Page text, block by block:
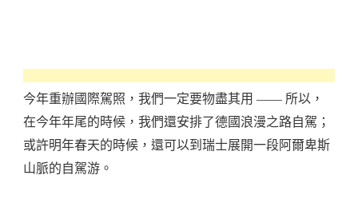
今年重辦國際駕照，我們一定要物盡其用 —— 所以，
在今年年尾的時候，我們還安排了德國浪漫之路自駕；
或許明年春天的時候，還可以到瑞士展開一段阿爾卑斯
山脈的自駕游。